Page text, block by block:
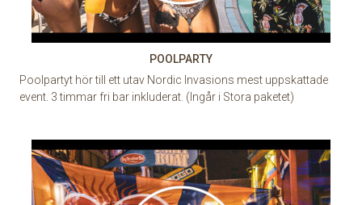
POOLPARTY
Poolpartyt hör till ett utav Nordic Invasions mest uppskattade
event. 3 timmar fri bar inkluderat. (Ingår i Stora paketet)